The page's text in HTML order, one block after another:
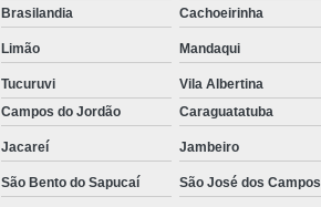
Brasilandia Cachoeirinha
Limão Mandaqui
Tucuruvi Vila Albertina
Campos do Jordão Caraguatatuba
Jacareí Jambeiro
São Bento do Sapucaí São José dos Campos